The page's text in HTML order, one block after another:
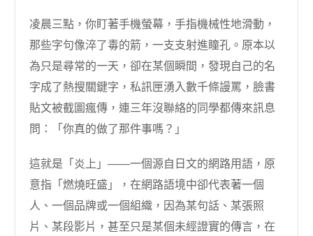
凌晨三點，你盯著手機螢幕，手指機械性地滑動，
那些字句像淬了毒的箭，一支支射進瞳孔。原本以
為只是尋常的一天，卻在某個瞬間，發現自己的名
字成了熱搜關鍵字，私訊匣湧入數千條謾罵，臉書
貼文被截圖瘋傳，連三年沒聯絡的同學都傳來訊息
問：「你真的做了那件事嗎？」
這就是「炎上」——一個源自日文的網路用語，原
意指「燃燒旺盛」，在網路語境中卻代表著一個
人、一個品牌或一個組織，因為某句話、某張照
片、某段影片，甚至只是某個未經證實的傳言，在